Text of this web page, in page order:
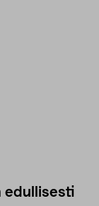
edullisesti